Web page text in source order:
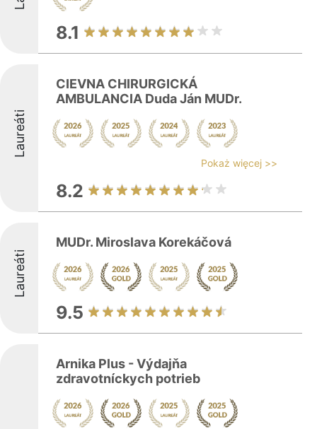
8.1
Laureáti
CIEVNA CHIRURGICKÁ
AMBULANCIA Duda Ján MUDr.
Pokaż więcej >>
8.2
Laureáti
MUDr. Miroslava Korekáčová
9.5
Arnika Plus - Výdajňa
zdravotníckych potrieb